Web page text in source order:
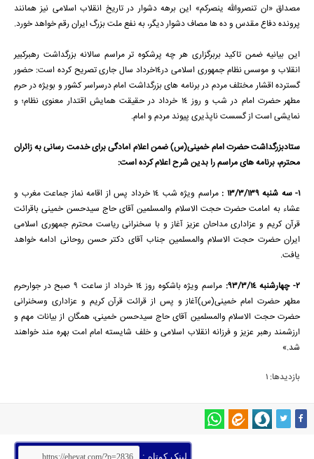
مصداق «ان تنصروالله ینصرکم» این برهه دشوار در تاریخ انقلاب اسلامی نیز همانند
پرونده دفاع مقدس و ده ها مصاف دشوار دیگر، به نفع ملت بزرگ ایران رقم خواهد خورد.
این بیانیه ضمن تاکید بربرگزاری هر چه پرشکوه تر مراسم سالانه بزرگداشت رهبرکبیر
انقلاب و موسس نظام جمهوری اسلامی در14خرداد سال جاری تصریح کرده است: حضور
گسترده اقشار مختلف مردم در برنامه های بزرگداشت امام درسراسر کشور و بویژه در حرم
مطهر حضرت امام در شب و روز 14 خرداد در حقیقت همایش اقتدار معنوی نظام؛ و
نمایشی است از گسست ناپذیری پیوند مردم و امام.
ستادبزرگداشت حضرت امام خمینی(س) ضمن اعلام آمادگی برای خدمت رسانی به زائران
محترم، برنامه های مراسم را بدین شرح اعلام کرده است:
1- سه شنبه 13/3/139 :
مراسم ویژه شب 14 خرداد پس از اقامه نماز جماعت مغرب و
عشاء به امامت حضرت حجت الاسلام والمسلمین آقای حاج سیدحسن خمینی باقرائت
قرآن کریم و عزاداری مداحان عزیز آغاز و با سخنرانی ریاست محترم جمهوری اسلامی
ایران حضرت حجت الاسلام والمسلمین جناب آقای دکتر حسن روحانی ادامه خواهد
یافت.
2- چهارشنبه 93/3/14:
مراسم ویژه باشکوه روز 14 خرداد از ساعت 9 صبح در جوارحرم
مطهر حضرت امام خمینی(س)آغاز و پس از قرائت قرآن کریم و عزاداری وسخنرانی
حضرت حجت الاسلام والمسلمین آقای حاج سیدحسن خمینی، همگان از بیانات مهم و
ارزشمند رهبر عزیز و فرزانه انقلاب اسلامی و خلف شایسته امام امت بهره مند خواهند
شد.»
بازدیدها: 1
لینک کوتاه :